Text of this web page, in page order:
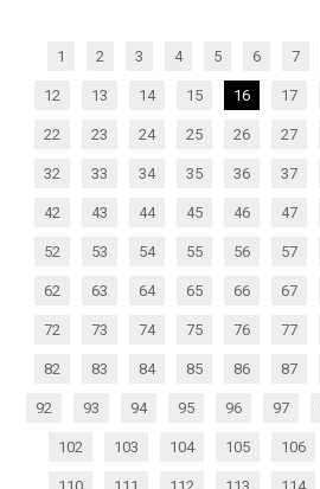
1 2 3 4 5 6 7
12 13 14 15 16 17
22 23 24 25 26 27
32 33 34 35 36 37
42 43 44 45 46 47
52 53 54 55 56 57
62 63 64 65 66 67
72 73 74 75 76 77
82 83 84 85 86 87
92 93 94 95 96 97
102 103 104 105 106